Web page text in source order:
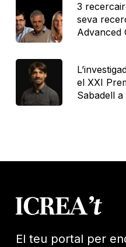
3
seva
Advanced
el XXI
Sabadell
El teu portal per